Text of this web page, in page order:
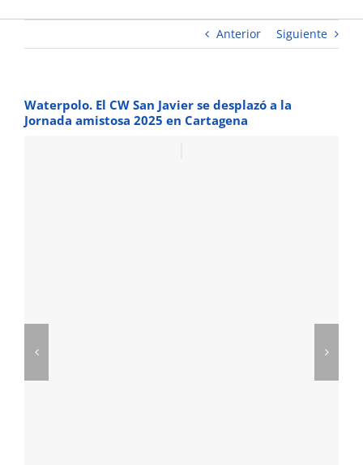
Anterior Siguiente
Waterpolo. El CW San Javier se desplazó a la
Jornada amistosa 2025 en Cartagena